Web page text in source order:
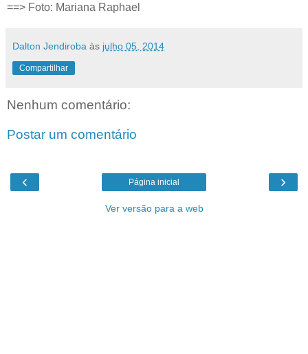
==> Foto: Mariana Raphael
Dalton Jendiroba às julho 05, 2014
Compartilhar
Nenhum comentário:
Postar um comentário
‹ ›
Página inicial
Ver versão para a web